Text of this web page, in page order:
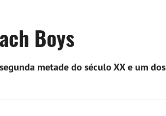
Boys
metade do século XX e um dos